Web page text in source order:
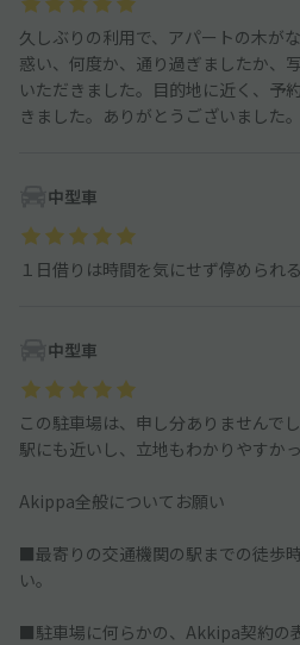
久しぶりの利用で、アパートの木が
惑い、何度か、通り過ぎましたか、
いただきました。目的地に近く、予
きました。ありがとうございました。
中型車
１日借りは時間を気にせず停められ
中型車
この駐車場は、申し分ありませんでし
駅にも近いし、立地もわかりやすかっ
Akippa全般についてお願い
■最寄りの交通機関の駅までの徒歩
い。
■駐車場に何らかの、Akkipa契約の